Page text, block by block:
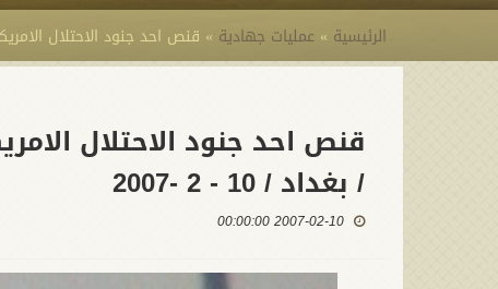
الرئيسية » عمليات جهادية » قنص احد جنود الاحتلال الامريكي
قنص احد جنود الاحتلال
/ بغداد / 10 - 2 -2007
2007-02-10 00:00:00